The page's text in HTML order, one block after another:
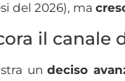
del 2026), ma
il canale
undeciso